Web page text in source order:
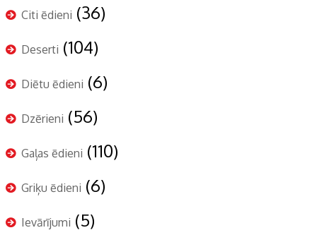
Citi ēdieni (36)
Deserti (104)
Diētu ēdieni (6)
Dzērieni (56)
Gaļas ēdieni (110)
Griķu ēdieni (6)
Ievārījumi (5)